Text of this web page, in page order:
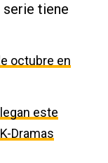
serie tiene
octubre en
este
Dramas